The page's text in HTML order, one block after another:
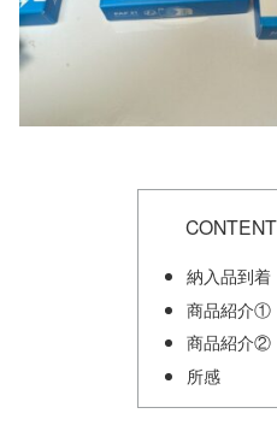
納入品到着
商品紹介①
商品紹介②
所感